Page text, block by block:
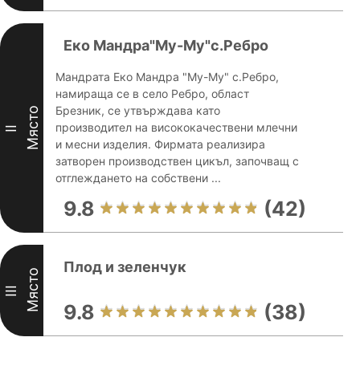
II Място
Еко Мандра"Му-Му"с.Ребро
Мандрата Еко Мандра "Му-Му" с.Ребро,
намираща се в село Ребро, област
Брезник, се утвърждава като
производител на висококачествени млечни
и месни изделия. Фирмата реализира
затворен производствен цикъл, започващ с
отглеждането на собствени ...
9.8 (42)
III Място
Плод и зеленчук
9.8 (38)